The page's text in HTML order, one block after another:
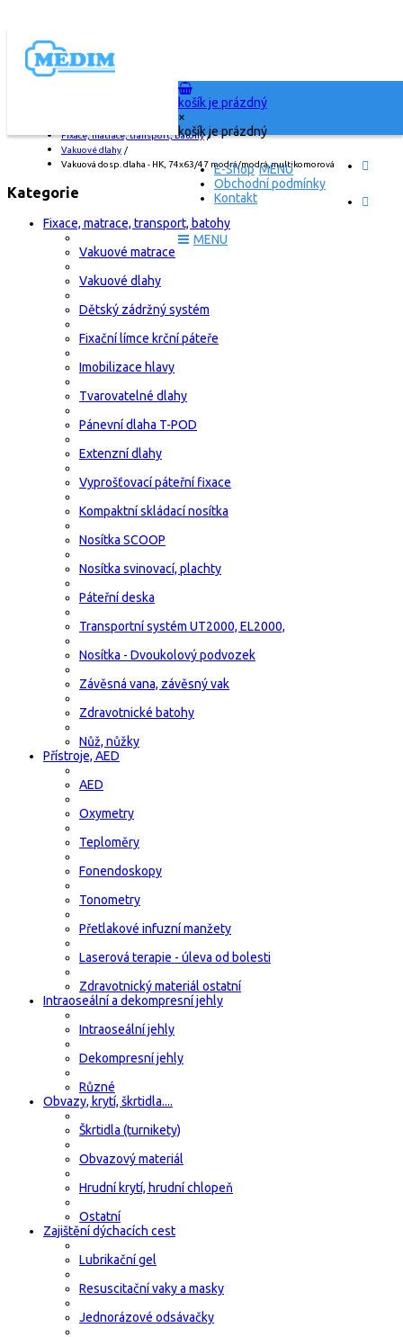
košík je prázdný
×
košík je prázdný
E-Shop
Obchodní podmínky
Kontakt
Fixace, matrace, transport, batohy /
Vakuové dlahy /
Vakuová dosp. dlaha - HK, 74x63/47 modrá/modrá,multikomorová
Kategorie
Fixace, matrace, transport, batohy
Vakuové matrace
Vakuové dlahy
Dětský zádržný systém
Fixační límce krční páteře
Imobilizace hlavy
Tvarovatelné dlahy
Pánevní dlaha T-POD
Extenzní dlahy
Vyprošťovací páteřní fixace
Kompaktní skládací nosítka
Nosítka SCOOP
Nosítka svinovací, plachty
Páteřní deska
Transportní systém UT2000, EL2000,
Nosítka - Dvoukolový podvozek
Závěsná vana, závěsný vak
Zdravotnické batohy
Nůž, nůžky
Přístroje, AED
AED
Oxymetry
Teploměry
Fonendoskopy
Tonometry
Přetlakové infuzní manžety
Laserová terapie - úleva od bolesti
Zdravotnický materiál ostatní
Intraoseální a dekompresní jehly
Intraoseální jehly
Dekompresní jehly
Různé
Obvazy, krytí, škrtidla....
Škrtidla (turnikety)
Obvazový materiál
Hrudní krytí, hrudní chlopeň
Ostatní
Zajištění dýchacích cest
Lubrikační gel
Resuscitační vaky a masky
Jednorázové odsávačky